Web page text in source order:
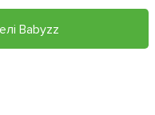
Babyzz